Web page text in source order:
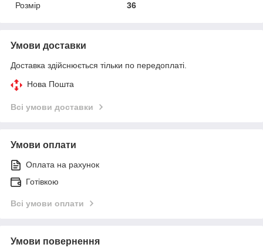
Розмір
36
Умови доставки
Доставка здійснюється тільки по передоплаті.
Нова Пошта
Всі умови доставки
Умови оплати
Оплата на рахунок
Готівкою
Всі умови оплати
Умови повернення